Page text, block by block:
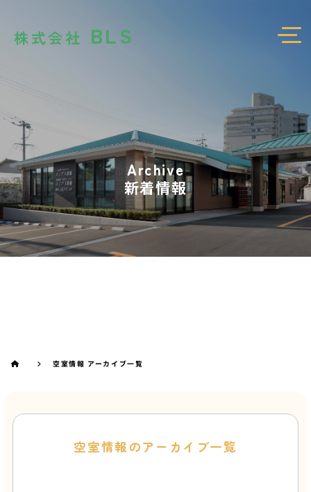
株式会社 BLS
新着情報
Archive
空室情報 アーカイブ一覧
空室情報のアーカイブ一覧